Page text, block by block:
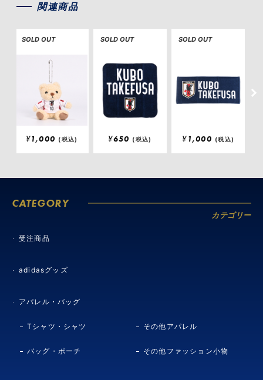
関連商品
SOLD OUT
¥1,000 (税込)
SOLD OUT
¥650 (税込)
SOLD OUT
¥1,000 (税込)
CATEGORY
カテゴリー
受注商品
adidasグッズ
アパレル・バッグ
Tシャツ・シャツ その他アパレル
バッグ・ポーチ その他ファッション小物